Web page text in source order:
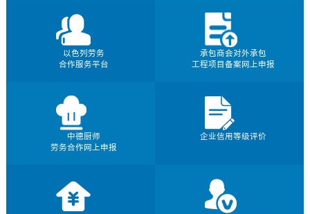
以色列劳务
合作服务平台
承包商会对外承包
工程项目备案网上申报
中德厨师
劳务合作网上申报
企业信用等级评价